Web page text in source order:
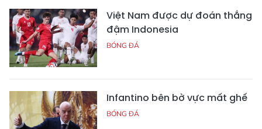
Việt Nam được dự đoán thắng
đậm Indonesia
BÓNG ĐÁ
Infantino bên bờ vực mất ghế
BÓNG ĐÁ